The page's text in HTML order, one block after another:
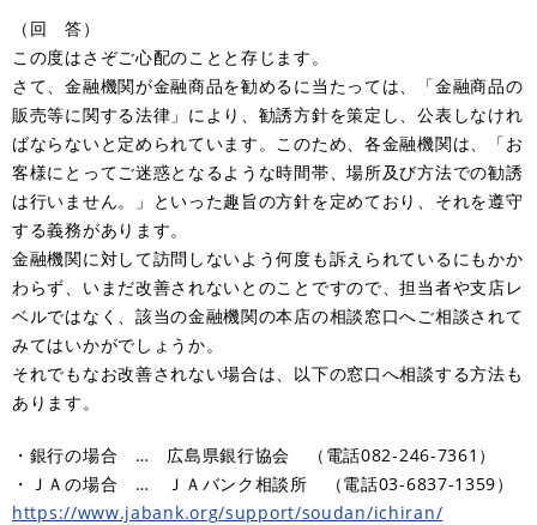
（回 答）
この度はさぞご心配のことと存じます。
さて、金融機関が金融商品を勧めるに当たっては、「金融商品の
販売等に関する法律」により、勧誘方針を策定し、公表しなけれ
ばならないと定められています。このため、各金融機関は、「お
客様にとってご迷惑となるような時間帯、場所及び方法での勧誘
は行いません。」といった趣旨の方針を定めており、それを遵守
する義務があります。
金融機関に対して訪問しないよう何度も訴えられているにもかか
わらず、いまだ改善されないとのことですので、担当者や支店レ
ベルではなく、該当の金融機関の本店の相談窓口へご相談されて
みてはいかがでしょうか。
それでもなお改善されない場合は、以下の窓口へ相談する方法も
あります。
・銀行の場合 … 広島県銀行協会 （電話082-246-7361）
・ＪＡの場合 … ＪＡバンク相談所 （電話03-6837-1359）
https://www.jabank.org/support/soudan/ichiran/